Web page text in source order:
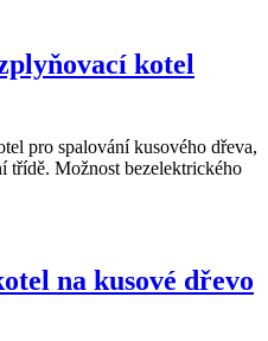
kotel
pro spalování kusového dřeva,
třídě. Možnost bezelektrického
na kusové dřevo